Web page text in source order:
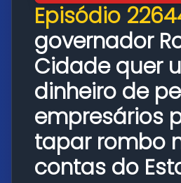
Episódio
governador
Cidade quer
dinheiro de
empresários
tapar rombo
contas do